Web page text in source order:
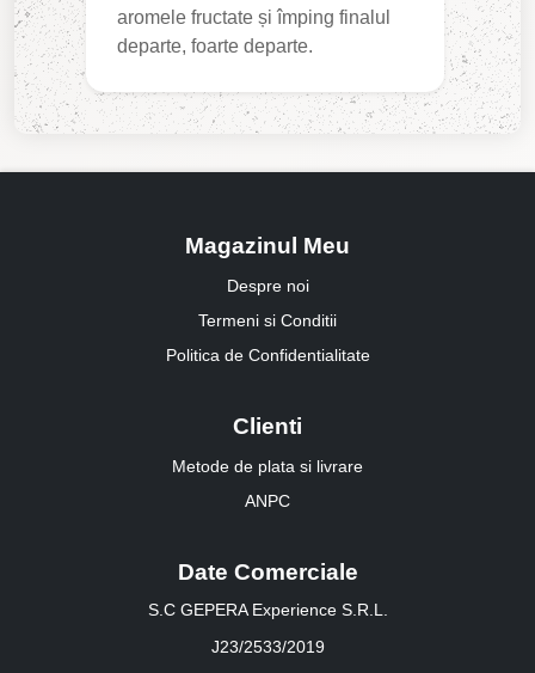
aromele fructate și împing finalul
departe, foarte departe.
Magazinul Meu
Despre noi
Termeni si Conditii
Politica de Confidentialitate
Clienti
Metode de plata si livrare
ANPC
Date Comerciale
S.C GEPERA Experience S.R.L.
J23/2533/2019